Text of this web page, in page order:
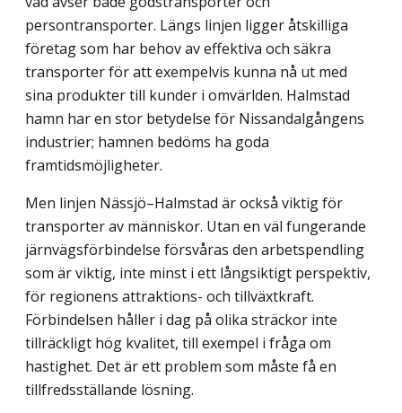
persontransporter. Längs linjen ligger åtskilliga
företag som har behov av effektiva och säkra
transporter för att exempelvis kunna nå ut med
sina produkter till kunder i omvärlden. Halmstad
hamn har en stor betydelse för Nissandalgångens
industrier; hamnen bedöms ha goda
framtidsmöjligheter.
Men linjen Nässjö–Halmstad är också viktig för
transporter av människor. Utan en väl fungerande
järnvägsförbindelse försvåras den arbetspendling
som är viktig, inte minst i ett långsiktigt perspektiv,
för regionens attraktions- och tillväxtkraft.
Förbindelsen håller i dag på olika sträckor inte
tillräckligt hög kvalitet, till exempel i fråga om
hastighet. Det är ett problem som måste få en
tillfredsställande lösning.